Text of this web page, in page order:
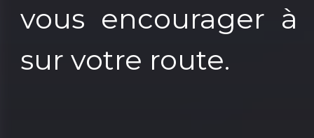
vous encourager à
sur votre route.